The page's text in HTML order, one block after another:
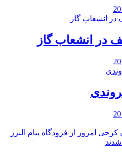
در انشعاب گاز